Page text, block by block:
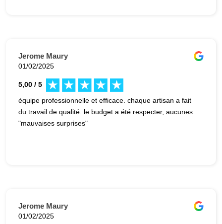
Jerome Maury
01/02/2025
5,00 / 5
équipe professionnelle et efficace. chaque artisan a fait
du travail de qualité. le budget a été respecter, aucunes
"mauvaises surprises"
Jerome Maury
01/02/2025